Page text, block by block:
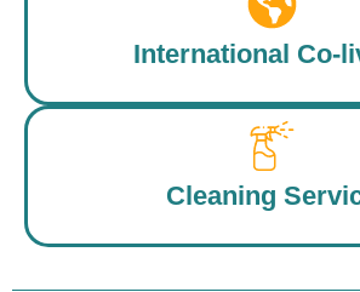
International Co-
Cleaning